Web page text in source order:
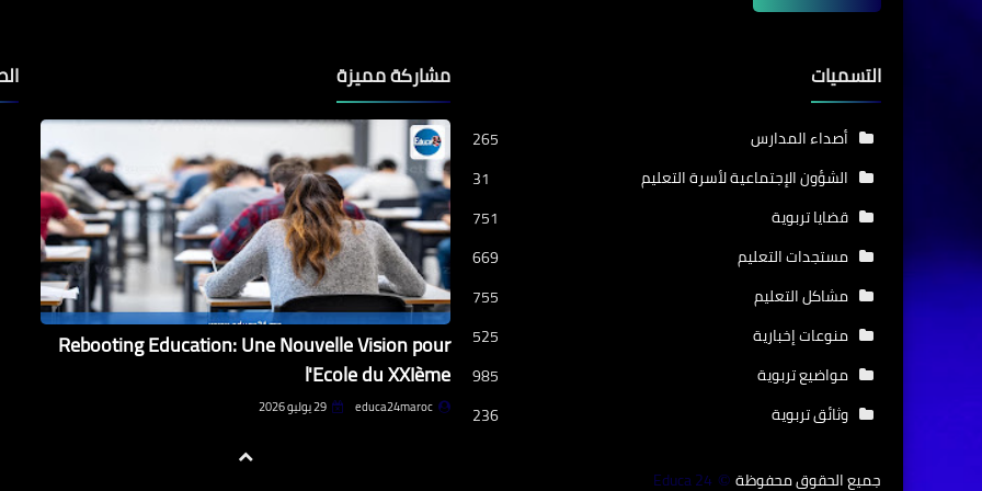
التسميات
أصداء المدارس
265
الشؤون الإجتماعية لأسرة التعليم
31
قضايا تربوية
751
مستجدات التعليم
669
مشاكل التعليم
755
منوعات إخبارية
525
مواضيع تربوية
985
وثائق تربوية
236
مشاركة مميزة
Rebooting Education: Une Nouvelle Vision pour
l'Ecole du XXIème
educa24maroc 29 يوليو 2026
جميع الحقوق محفوظة ©
Educa 24